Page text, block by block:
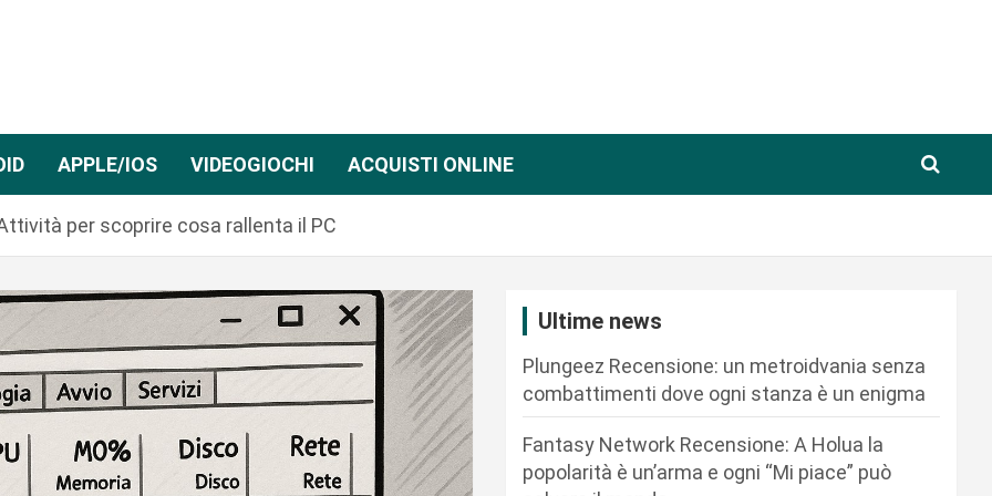
APPLE/IOS VIDEOGIOCHI ACQUISTI ONLINE
per scoprire cosa rallenta il PC
Ultime news
Plungeez Recensione: un metroidvania senza
combattimenti dove ogni stanza è un enigma
Fantasy Network Recensione: A Holua la
popolarità è un’arma e ogni “Mi piace” può